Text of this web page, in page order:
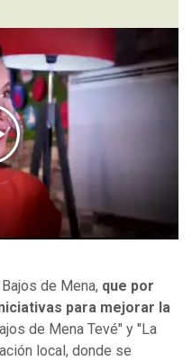
de Mena, que por
para mejorar la
de Mena Tevé" y "La
local, donde se